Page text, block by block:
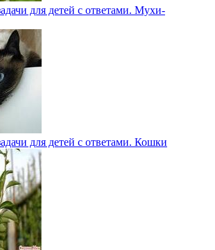
для детей с ответами. Мухи-
для детей с ответами. Кошки